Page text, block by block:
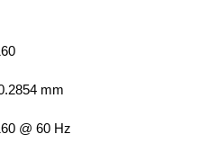
mm
@ 60 Hz